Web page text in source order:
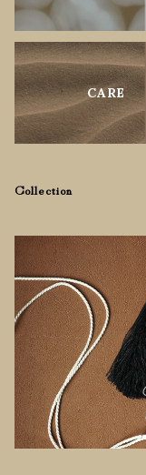
CARE
Collection